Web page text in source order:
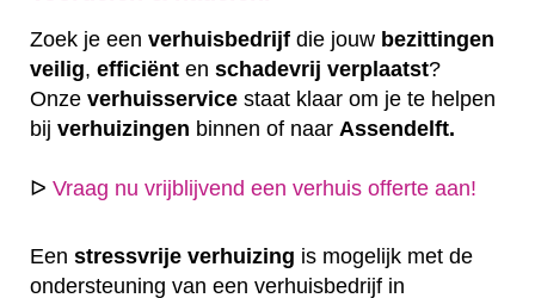
Zoek je een verhuisbedrijf die jouw bezittingen
veilig, efficiënt en schadevrij verplaatst?
Onze verhuisservice staat klaar om je te helpen
bij verhuizingen binnen of naar Assendelft.
ᐅ Vraag nu vrijblijvend een verhuis offerte aan!
Een stressvrije verhuizing is mogelijk met de
ondersteuning van een verhuisbedrijf in